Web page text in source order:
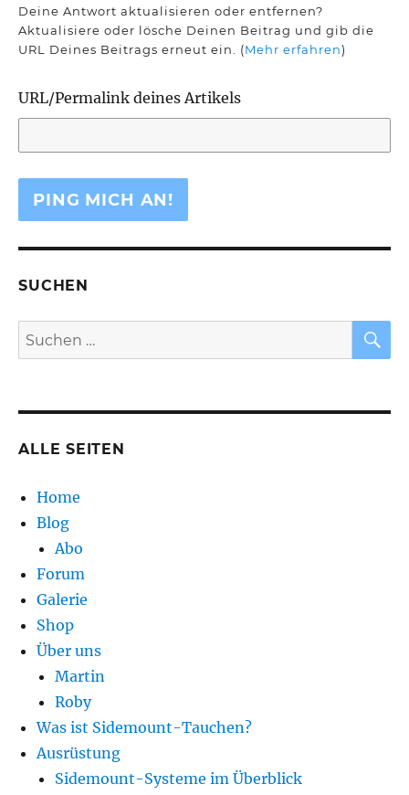
Deine Antwort aktualisieren oder entfernen?
Aktualisiere oder lösche Deinen Beitrag und gib die
URL Deines Beitrags erneut ein. (Mehr erfahren)
URL/Permalink deines Artikels
SUCHEN
Suchen
nach:
ALLE SEITEN
Home
Blog
Abo
Forum
Galerie
Shop
Über uns
Martin
Roby
Was ist Sidemount-Tauchen?
Ausrüstung
Sidemount-Systeme im Überblick